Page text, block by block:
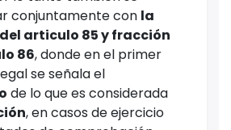
conjuntamente con la
articulo 85 y fracción
86, donde en el primer
se señala el
de lo que es considerada
, en casos de ejercicio